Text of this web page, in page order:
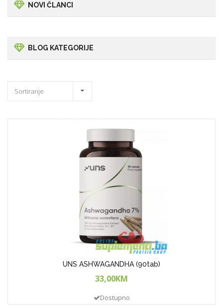
NOVI ČLANCI
BLOG KATEGORIJE
Sortiranje
UNS ASHWAGANDHA (90tab)
33,00KM
Dostupno